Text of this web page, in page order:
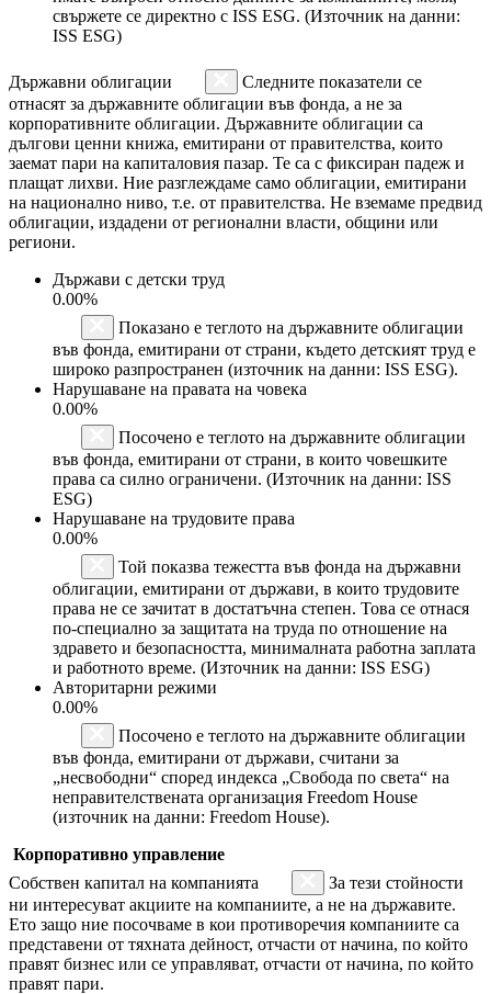
свържете се директно с ISS ESG. (Източник на данни:
ISS ESG)
Държавни облигации
Следните показатели се
отнасят за държавните облигации във фонда, а не за
корпоративните облигации. Държавните облигации са
дългови ценни книжа, емитирани от правителства, които
заемат пари на капиталовия пазар. Те са с фиксиран падеж и
плащат лихви. Ние разглеждаме само облигации, емитирани
на национално ниво, т.е. от правителства. Не вземаме предвид
облигации, издадени от регионални власти, общини или
региони.
Държави с детски труд
0.00%
Показано е теглото на държавните облигации
във фонда, емитирани от страни, където детският труд е
широко разпространен (източник на данни: ISS ESG).
Нарушаване на правата на човека
0.00%
Посочено е теглото на държавните облигации
във фонда, емитирани от страни, в които човешките
права са силно ограничени. (Източник на данни: ISS
ESG)
Нарушаване на трудовите права
0.00%
Той показва тежестта във фонда на държавни
облигации, емитирани от държави, в които трудовите
права не се зачитат в достатъчна степен. Това се отнася
по-специално за защитата на труда по отношение на
здравето и безопасността, минималната работна заплата
и работното време. (Източник на данни: ISS ESG)
Авторитарни режими
0.00%
Посочено е теглото на държавните облигации
във фонда, емитирани от държави, считани за
„несвободни“ според индекса „Свобода по света“ на
неправителствената организация Freedom House
(източник на данни: Freedom House).
Корпоративно управление
Собствен капитал на компанията
За тези стойности
ни интересуват акциите на компаниите, а не на държавите.
Ето защо ние посочваме в кои противоречия компаниите са
представени от тяхната дейност, отчасти от начина, по който
правят бизнес или се управляват, отчасти от начина, по който
правят пари.